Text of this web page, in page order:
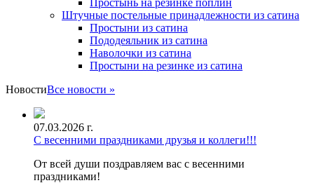
Простынь на резинке поплин
Штучные постельные принадлежности из сатина
Простыни из сатина
Пододеяльник из сатина
Наволочки из сатина
Простыни на резинке из сатина
НовостиВсе новости »
07.03.2026 г.
С весенними праздниками друзья и коллеги!!!
От всей души поздравляем вас с весенними
праздниками!